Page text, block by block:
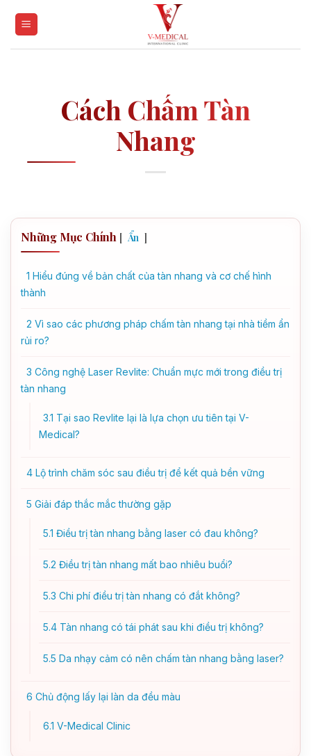
Cách Chấm Tàn
Nhang
Những Mục Chính [ Ẩn ]
1 Hiểu đúng về bản chất của tàn nhang và cơ chế hình
thành
2 Vì sao các phương pháp chấm tàn nhang tại nhà tiềm ẩn
rủi ro?
3 Công nghệ Laser Revlite: Chuẩn mực mới trong điều trị
tàn nhang
3.1 Tại sao Revlite lại là lựa chọn ưu tiên tại V-
Medical?
4 Lộ trình chăm sóc sau điều trị để kết quả bền vững
5 Giải đáp thắc mắc thường gặp
5.1 Điều trị tàn nhang bằng laser có đau không?
5.2 Điều trị tàn nhang mất bao nhiêu buổi?
5.3 Chi phí điều trị tàn nhang có đắt không?
5.4 Tàn nhang có tái phát sau khi điều trị không?
5.5 Da nhạy cảm có nên chấm tàn nhang bằng laser?
6 Chủ động lấy lại làn da đều màu
6.1 V-Medical Clinic